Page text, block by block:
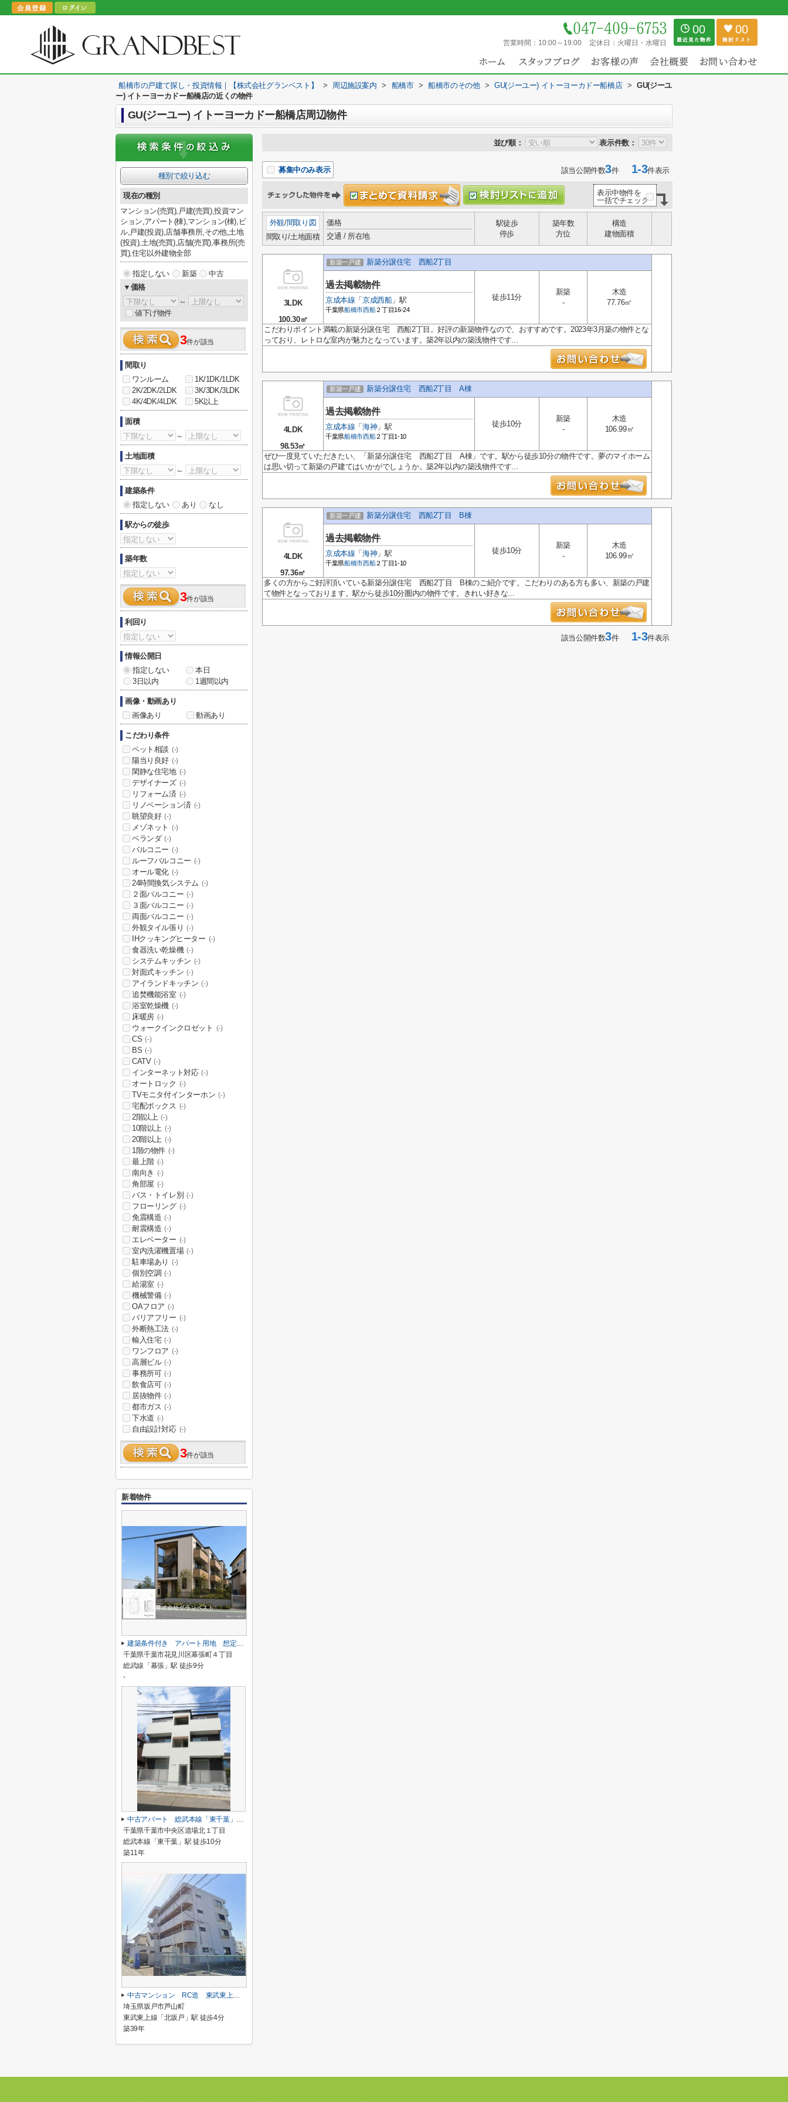
営業時間： 10:00～19:00 定休日： 火曜日・水曜日
00 00
船橋市の戸建て探し・投資情報｜【株式会社グランベスト】 > 周辺施設案内 > 船橋市 > 船橋市のその他 > GU(ジーユー) イトーヨーカドー船橋店 >
GU(ジーユ
ー) イトーヨーカドー船橋店の近くの物件
GU(ジーユー) イトーヨーカドー船橋店周辺物件
並び順： 表示件数：
募集中のみ表示 該当公開件数3件1-3件表示
表示中物件を
一括でチェック
外観/間取り図
間取り/土地面積
価格
交通 / 所在地
駅徒歩
停歩
築年数
方位
構造
建物面積
3LDK
100.30㎡
新築一戸建 新築分譲住宅 西船2丁目
過去掲載物件
京成本線 「京成西船」駅
千葉県船橋市西船２丁目16-24
徒歩11分
新築
-
木造
77.76㎡
こだわりポイント満載の新築分譲住宅 西船2丁目。好評の新築物件なので、おすすめです。2023年3月築の物件とな
っており、レトロな室内が魅力となっています。築2年以内の築浅物件です...
4LDK
98.53㎡
新築一戸建 新築分譲住宅 西船2丁目 A棟
過去掲載物件
京成本線 「海神」駅
千葉県船橋市西船２丁目1-10
徒歩10分
新築
-
木造
106.99㎡
ぜひ一度見ていただきたい、「新築分譲住宅 西船2丁目 A棟」です。駅から徒歩10分の物件です。夢のマイホーム
は思い切って新築の戸建てはいかがでしょうか。築2年以内の築浅物件です...
4LDK
97.36㎡
新築一戸建 新築分譲住宅 西船2丁目 B棟
過去掲載物件
京成本線 「海神」駅
千葉県船橋市西船２丁目1-10
徒歩10分
新築
-
木造
106.99㎡
多くの方からご好評頂いている新築分譲住宅 西船2丁目 B棟のご紹介です。こだわりのある方も多い、新築の戸建
て物件となっております。駅から徒歩10分圏内の物件です。きれい好きな...
該当公開件数3件1-3件表示
種別で絞り込む
現在の種別
マンション(売買),戸建(売買),投資マン
ション,アパート(棟),マンション(棟),ビ
ル,戸建(投資),店舗事務所,その他,土地
(投資),土地(売買),店舗(売買),事務所(売
買),住宅以外建物全部
指定しない 新築
中古
▼価格
～
値下げ物件
3件が該当
間取り
ワンルーム
1K/1DK/1LDK
2K/2DK/2LDK
3K/3DK/3LDK
4K/4DK/4LDK
5K以上
面積
～
土地面積
～
建築条件
指定しない
あり なし
駅からの徒歩
築年数
3件が該当
利回り
情報公開日
指定しない
本日
3日以内
1週間以内
画像・動画あり
画像あり
動画あり
こだわり条件
ペット相談 (-)
陽当り良好 (-)
閑静な住宅地 (-)
デザイナーズ (-)
リフォーム済 (-)
リノベーション済 (-)
眺望良好 (-)
メゾネット (-)
ベランダ (-)
バルコニー (-)
ルーフバルコニー (-)
オール電化 (-)
24時間換気システム (-)
２面バルコニー (-)
３面バルコニー (-)
両面バルコニー (-)
外観タイル張り (-)
IHクッキングヒーター (-)
食器洗い乾燥機 (-)
システムキッチン (-)
対面式キッチン (-)
アイランドキッチン (-)
追焚機能浴室 (-)
浴室乾燥機 (-)
床暖房 (-)
ウォークインクロゼット (-)
CS (-)
BS (-)
CATV (-)
インターネット対応 (-)
オートロック (-)
TVモニタ付インターホン (-)
宅配ボックス (-)
2階以上 (-)
10階以上 (-)
20階以上 (-)
1階の物件 (-)
最上階 (-)
南向き (-)
角部屋 (-)
バス・トイレ別 (-)
フローリング (-)
免震構造 (-)
耐震構造 (-)
エレベーター (-)
室内洗濯機置場 (-)
駐車場あり (-)
個別空調 (-)
給湯室 (-)
機械警備 (-)
OAフロア (-)
バリアフリー (-)
外断熱工法 (-)
輸入住宅 (-)
ワンフロア (-)
高層ビル (-)
事務所可 (-)
飲食店可 (-)
居抜物件 (-)
都市ガス (-)
下水道 (-)
自由設計対応 (-)
3件が該当
新着物件
建築条件付き アパート用地 想定利回り6.3％
千葉県千葉市花見川区幕張町４丁目
総武線「幕張」駅 徒歩9分
-
中古アパート 総武本線「東千葉」 徒歩10分 表面6.76％
千葉県千葉市中央区道場北１丁目
総武本線「東千葉」駅 徒歩10分
築11年
中古マンション RC造 東武東上線「北坂戸」駅 徒歩４分
埼玉県坂戸市芦山町
東武東上線「北坂戸」駅 徒歩4分
築39年